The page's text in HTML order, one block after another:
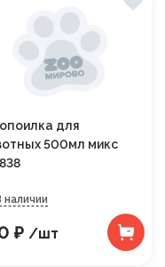
для
500мл микс
наличии
₽ /шт